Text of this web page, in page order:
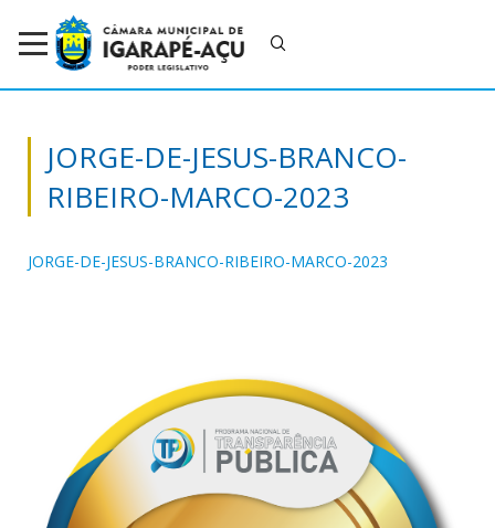
JORGE-DE-JESUS-BRANCO-
RIBEIRO-MARCO-2023
JORGE-DE-JESUS-BRANCO-RIBEIRO-MARCO-2023